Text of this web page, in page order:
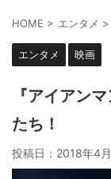
HOME > エンタメ >
エンタメ 映画
『アイアン
たち！
投稿日：2018年4